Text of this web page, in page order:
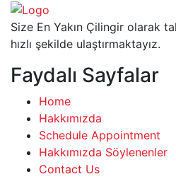
Size En Yakın Çilingir olarak
hızlı şekilde ulaştırmaktayız.
Faydalı Sayfalar
Home
Hakkımızda
Schedule Appointment
Hakkımızda Söylenenler
Contact Us